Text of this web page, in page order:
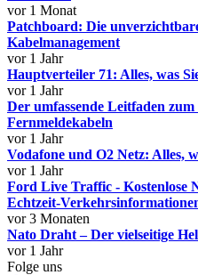
vor 1 Monat
Patchboard: Die
Kabelmanagement
vor 1 Jahr
Hauptverteiler 71: Alles, was
vor 1 Jahr
Der umfassende Leitfaden
Fernmeldekabeln
vor 1 Jahr
Vodafone und O2 Netz: Alles,
vor 1 Jahr
Ford Live Traffic - Kostenlose
Echtzeit-
vor 3 Monaten
Nato Draht – Der vielseitige
vor 1 Jahr
Folge uns